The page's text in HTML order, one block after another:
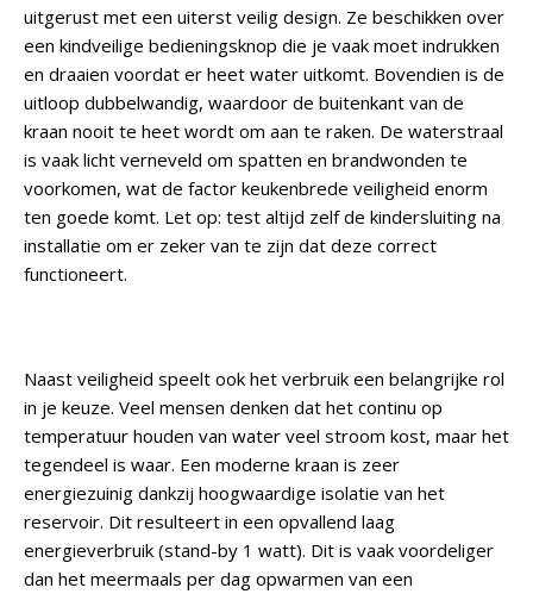
uitgerust met een uiterst veilig design. Ze beschikken over
een kindveilige bedieningsknop die je vaak moet indrukken
en draaien voordat er heet water uitkomt. Bovendien is de
uitloop dubbelwandig, waardoor de buitenkant van de
kraan nooit te heet wordt om aan te raken. De waterstraal
is vaak licht verneveld om spatten en brandwonden te
voorkomen, wat de factor keukenbrede veiligheid enorm
ten goede komt. Let op: test altijd zelf de kindersluiting na
installatie om er zeker van te zijn dat deze correct
functioneert.
Naast veiligheid speelt ook het verbruik een belangrijke rol
in je keuze. Veel mensen denken dat het continu op
temperatuur houden van water veel stroom kost, maar het
tegendeel is waar. Een moderne kraan is zeer
energiezuinig dankzij hoogwaardige isolatie van het
reservoir. Dit resulteert in een opvallend laag
energieverbruik (stand-by 1 watt). Dit is vaak voordeliger
dan het meermaals per dag opwarmen van een